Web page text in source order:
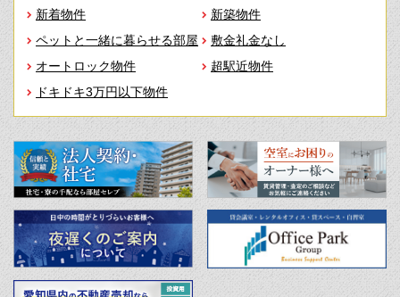
新着物件
新築物件
ペットと一緒に暮らせる部屋
敷金礼金なし
オートロック物件
超駅近物件
ドキドキ3万円以下物件